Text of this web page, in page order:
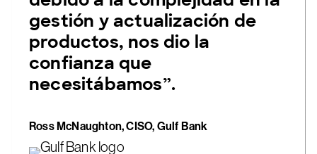
gestión y actualización de
productos, nos dio la
confianza que
necesitábamos”.
Ross McNaughton, CISO, Gulf Bank